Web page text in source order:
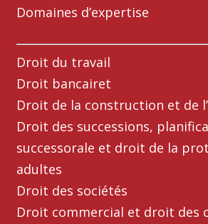
Domaines d’expertise
Droit du travail
Droit bancairet
Droit de la construction et de
Droit des successions,
successorale et droit de la
adultes
Droit des sociétés
Droit commercial et droit des